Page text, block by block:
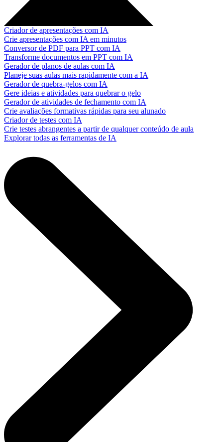
Criador de apresentações com IA
Crie apresentações com IA em minutos
Conversor de PDF para PPT com IA
Transforme documentos em PPT com IA
Gerador de planos de aulas com IA
Planeje suas aulas mais rapidamente com a IA
Gerador de quebra-gelos com IA
Gere ideias e atividades para quebrar o gelo
Gerador de atividades de fechamento com IA
Crie avaliações formativas rápidas para seu alunado
Criador de testes com IA
Crie testes abrangentes a partir de qualquer conteúdo de aula
Explorar todas as ferramentas de IA